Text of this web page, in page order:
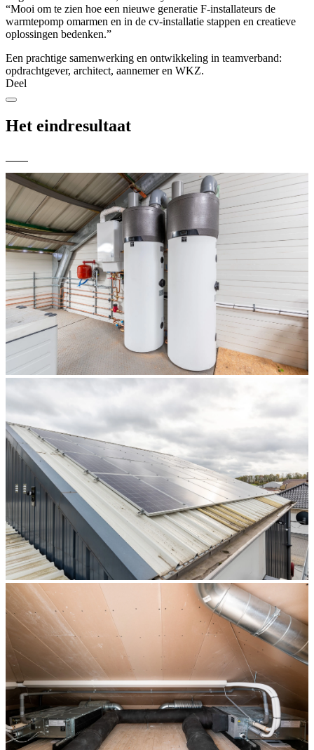
“Mooi om te zien hoe een nieuwe generatie F-installateurs de
warmtepomp omarmen en in de cv-installatie stappen en creatieve
oplossingen bedenken.”
Een prachtige samenwerking en ontwikkeling in teamverband:
opdrachtgever, architect, aannemer en WKZ.
Deel
Het eindresultaat